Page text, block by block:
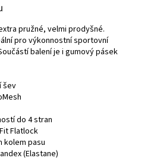
pružné, velmi prodyšné.
pro výkonnostní sportovní
balení je i gumový pásek
šev
do 4 stran
Flatlock
kolem pasu
(Elastane)